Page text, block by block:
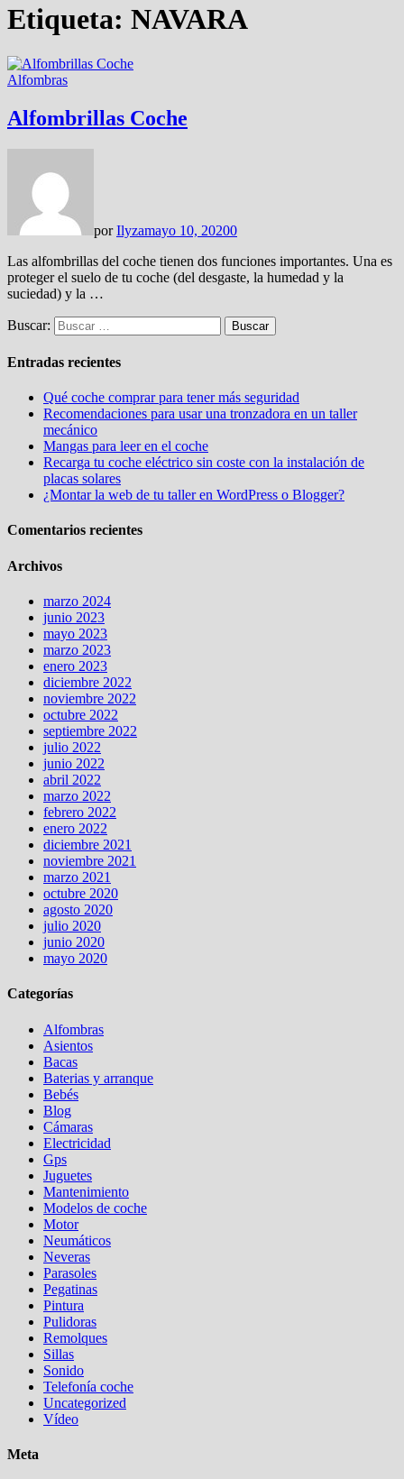
Etiqueta: NAVARA
Alfombras
Alfombrillas Coche
porIlyzamayo 10, 20200
Las alfombrillas del coche tienen dos funciones importantes. Una es
proteger el suelo de tu coche (del desgaste, la humedad y la
suciedad) y la …
Buscar:
Entradas recientes
Qué coche comprar para tener más seguridad
Recomendaciones para usar una tronzadora en un taller
mecánico
Mangas para leer en el coche
Recarga tu coche eléctrico sin coste con la instalación de
placas solares
¿Montar la web de tu taller en WordPress o Blogger?
Comentarios recientes
Archivos
marzo 2024
junio 2023
mayo 2023
marzo 2023
enero 2023
diciembre 2022
noviembre 2022
octubre 2022
septiembre 2022
julio 2022
junio 2022
abril 2022
marzo 2022
febrero 2022
enero 2022
diciembre 2021
noviembre 2021
marzo 2021
octubre 2020
agosto 2020
julio 2020
junio 2020
mayo 2020
Categorías
Alfombras
Asientos
Bacas
Baterias y arranque
Bebés
Blog
Cámaras
Electricidad
Gps
Juguetes
Mantenimiento
Modelos de coche
Motor
Neumáticos
Neveras
Parasoles
Pegatinas
Pintura
Pulidoras
Remolques
Sillas
Sonido
Telefonía coche
Uncategorized
Vídeo
Meta